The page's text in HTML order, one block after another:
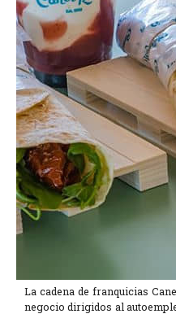
La cadena de franquicias
negocio dirigidos al